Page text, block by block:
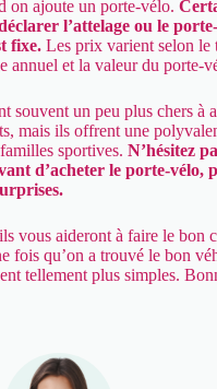
on ajoute un porte-vélo.
l’attelage ou le
fixe. Les prix varient selon le
annuel et la valeur du porte-
souvent un peu plus chers à
mais ils offrent une
sportives. N’hésitez
d’acheter le porte-vélo,
vous aideront à faire le bon
fois qu’on a trouvé le bon
tellement plus simples.